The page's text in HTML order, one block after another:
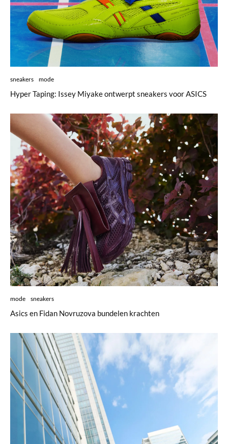
sneakers mode
Hyper Taping: Issey Miyake ontwerpt sneakers voor ASICS
mode sneakers
Asics en Fidan Novruzova bundelen krachten